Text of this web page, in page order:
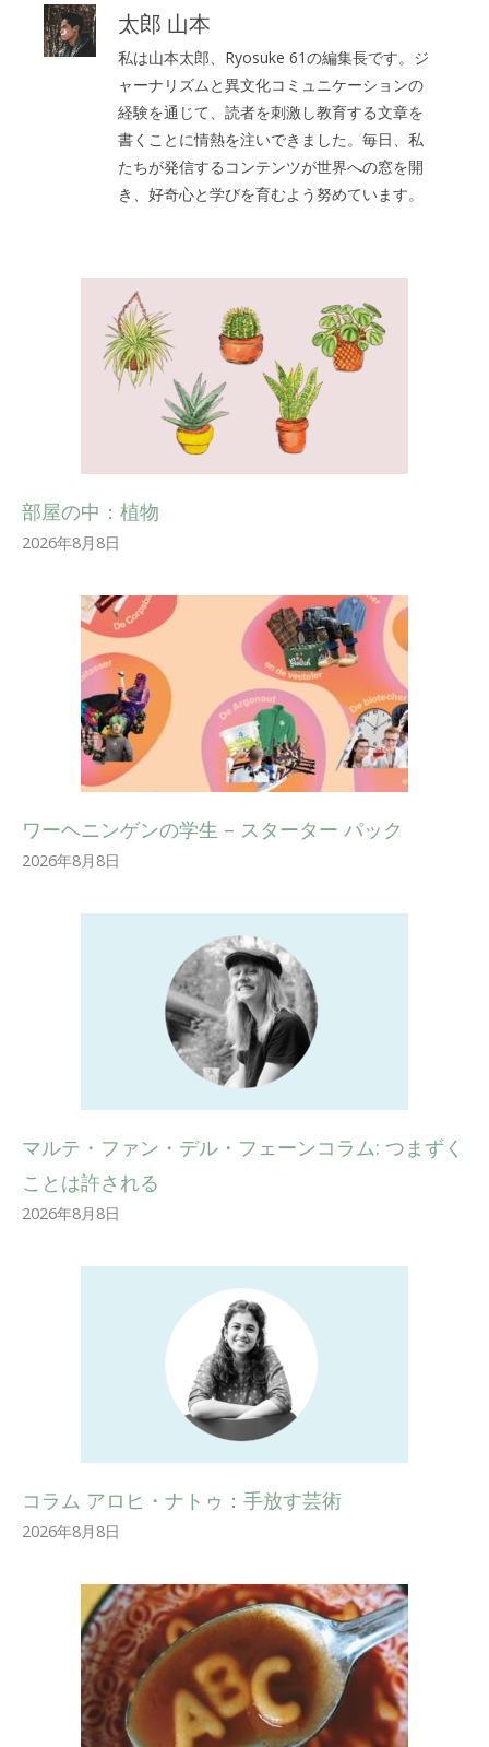
太郎 山本
私は山本太郎、Ryosuke 61の編集長です。ジ
ャーナリズムと異文化コミュニケーションの
経験を通じて、読者を刺激し教育する文章を
書くことに情熱を注いできました。毎日、私
たちが発信するコンテンツが世界への窓を開
き、好奇心と学びを育むよう努めています。
部屋の中：植物
2026年8月8日
ワーヘニンゲンの学生 – スターター パック
2026年8月8日
マルテ・ファン・デル・フェーンコラム: つまずく
ことは許される
2026年8月8日
コラム アロヒ・ナトゥ：手放す芸術
2026年8月8日